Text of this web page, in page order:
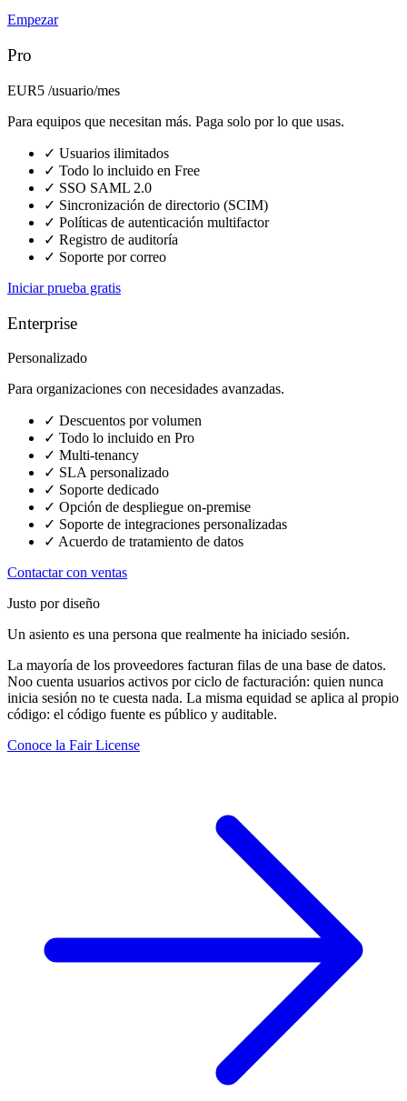
Empezar
Pro
EUR5 /usuario/mes
Para equipos que necesitan más. Paga solo por lo que usas.
✓ Usuarios ilimitados
✓ Todo lo incluido en Free
✓ SSO SAML 2.0
✓ Sincronización de directorio (SCIM)
✓ Políticas de autenticación multifactor
✓ Registro de auditoría
✓ Soporte por correo
Iniciar prueba gratis
Enterprise
Personalizado
Para organizaciones con necesidades avanzadas.
✓ Descuentos por volumen
✓ Todo lo incluido en Pro
✓ Multi-tenancy
✓ SLA personalizado
✓ Soporte dedicado
✓ Opción de despliegue on-premise
✓ Soporte de integraciones personalizadas
✓ Acuerdo de tratamiento de datos
Contactar con ventas
Justo por diseño
Un asiento es una persona que realmente ha iniciado sesión.
La mayoría de los proveedores facturan filas de una base de datos.
Noo cuenta usuarios activos por ciclo de facturación: quien nunca
inicia sesión no te cuesta nada. La misma equidad se aplica al propio
código: el código fuente es público y auditable.
Conoce la Fair License